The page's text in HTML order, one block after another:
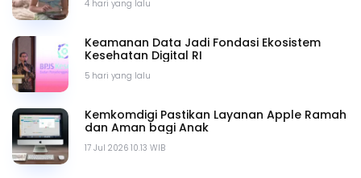
4 hari yang lalu
5 hari yang lalu
Keamanan Data Jadi Fondasi Ekosistem
Kesehatan Digital RI
17 Jul 2026 10.13 WIB
Kemkomdigi Pastikan Layanan Apple Ramah
dan Aman bagi Anak